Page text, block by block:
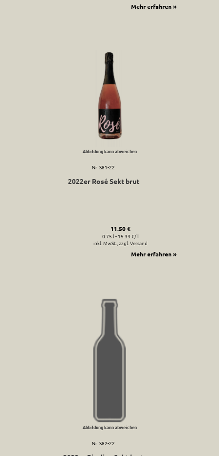
Mehr erfahren »
Abbildung kann abweichen
Nr. S81-22
2022er Rosé Sekt brut
11.50 €
0.75 l - 15.33 €/ l
inkl. MwSt., zzgl. Versand
Mehr erfahren »
Abbildung kann abweichen
Nr. S82-22